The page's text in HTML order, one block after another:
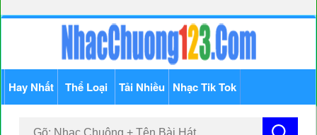
Hay Nhất Thể Loại Tải Nhiều Nhạc Tik Tok